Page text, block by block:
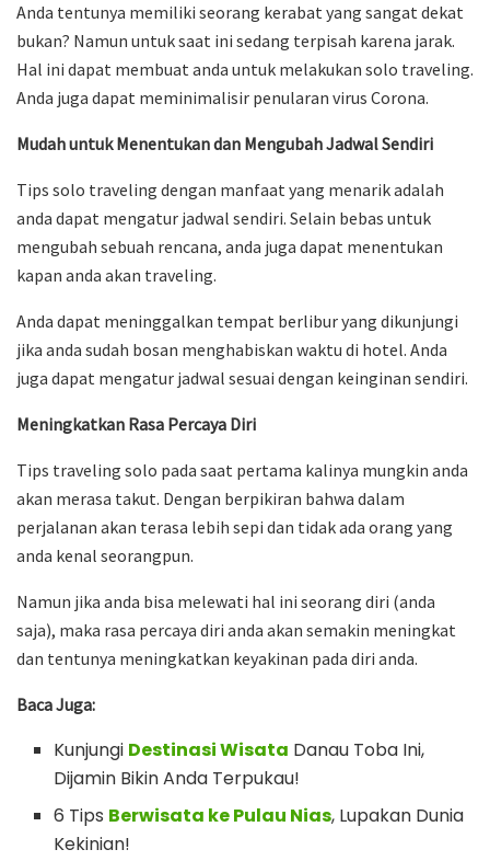
Anda tentunya memiliki seorang kerabat yang sangat dekat
bukan? Namun untuk saat ini sedang terpisah karena jarak.
Hal ini dapat membuat anda untuk melakukan solo traveling.
Anda juga dapat meminimalisir penularan virus Corona.
Mudah untuk Menentukan dan Mengubah Jadwal Sendiri
Tips solo traveling dengan manfaat yang menarik adalah
anda dapat mengatur jadwal sendiri. Selain bebas untuk
mengubah sebuah rencana, anda juga dapat menentukan
kapan anda akan traveling.
Anda dapat meninggalkan tempat berlibur yang dikunjungi
jika anda sudah bosan menghabiskan waktu di hotel. Anda
juga dapat mengatur jadwal sesuai dengan keinginan sendiri.
Meningkatkan Rasa Percaya Diri
Tips traveling solo pada saat pertama kalinya mungkin anda
akan merasa takut. Dengan berpikiran bahwa dalam
perjalanan akan terasa lebih sepi dan tidak ada orang yang
anda kenal seorangpun.
Namun jika anda bisa melewati hal ini seorang diri (anda
saja), maka rasa percaya diri anda akan semakin meningkat
dan tentunya meningkatkan keyakinan pada diri anda.
Baca Juga:
Kunjungi Destinasi Wisata Danau Toba Ini,
Dijamin Bikin Anda Terpukau!
6 Tips Berwisata ke Pulau Nias, Lupakan Dunia
Kekinian!